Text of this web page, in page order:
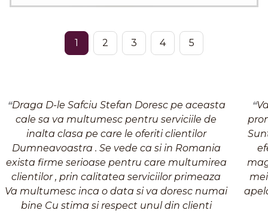
1 2 3 4 5
Draga D-le Safciu Stefan Doresc pe aceasta
cale sa va multumesc pentru serviciile de
inalta clasa pe care le oferiti clientilor
Dumneavoastra . Se vede ca si in Romania
exista firme serioase pentru care multumirea
clientilor , prin calitatea serviciilor primeaza
Va multumesc inca o data si va doresc numai
bine Cu stima si respect unul din clienti